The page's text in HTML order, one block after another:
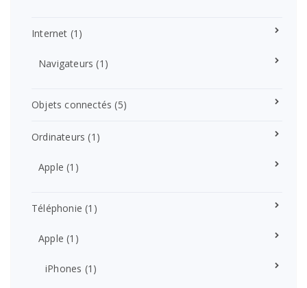
Internet (1)
Navigateurs (1)
Objets connectés (5)
Ordinateurs (1)
Apple (1)
Téléphonie (1)
Apple (1)
iPhones (1)